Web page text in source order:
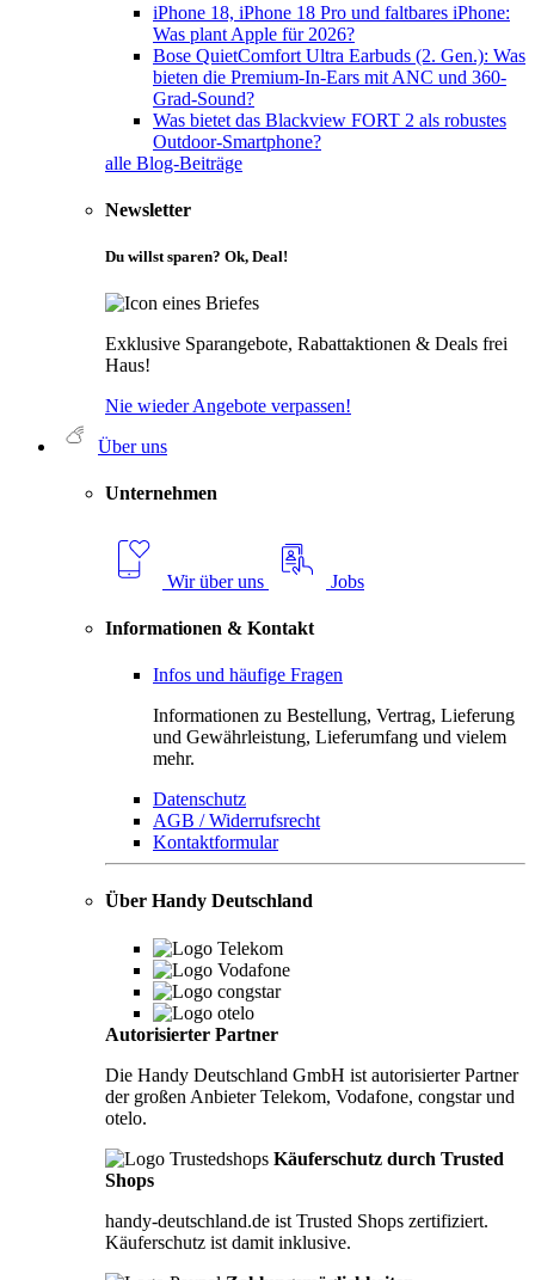
iPhone 18, iPhone 18 Pro und faltbares iPhone:
Was plant Apple für 2026?
Bose QuietComfort Ultra Earbuds (2. Gen.): Was
bieten die Premium-In-Ears mit ANC und 360-
Grad-Sound?
Was bietet das Blackview FORT 2 als robustes
Outdoor-Smartphone?
alle Blog-Beiträge
Newsletter
Du willst sparen? Ok, Deal!
Exklusive Sparangebote, Rabattaktionen & Deals frei
Haus!
Nie wieder Angebote verpassen!
Über uns
Unternehmen
Wir über uns Jobs
Informationen & Kontakt
Infos und häufige Fragen
Informationen zu Bestellung, Vertrag, Lieferung
und Gewährleistung, Lieferumfang und vielem
mehr.
Datenschutz
AGB / Widerrufsrecht
Kontaktformular
Über Handy Deutschland
Autorisierter Partner
Die Handy Deutschland GmbH ist autorisierter Partner
der großen Anbieter Telekom, Vodafone, congstar und
otelo.
Käuferschutz durch Trusted
Shops
handy-deutschland.de ist Trusted Shops zertifiziert.
Käuferschutz ist damit inklusive.